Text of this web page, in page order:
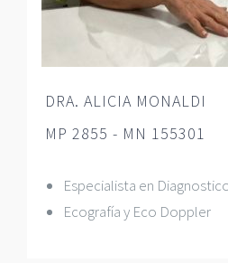
DRA. ALICIA MONALDI
MP 2855 - MN 155301
Especialista en
Ecografía y Eco Doppler